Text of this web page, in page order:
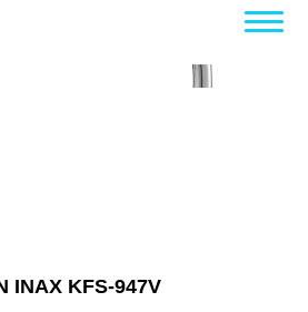
INAX KFS-947V